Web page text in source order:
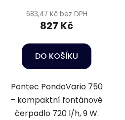
683,47 Kč bez DPH
827 Kč
DO KOŠÍKU
Pontec PondoVario 750
– kompaktní fontánové
čerpadlo 720 l/h, 9 W.